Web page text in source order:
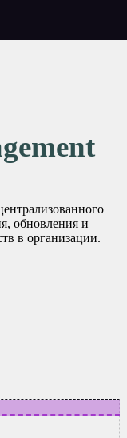
обновления и
в организации.